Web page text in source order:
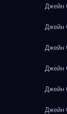
Джейн
Джейн
Джейн
Джейн
Джейн
Джейн